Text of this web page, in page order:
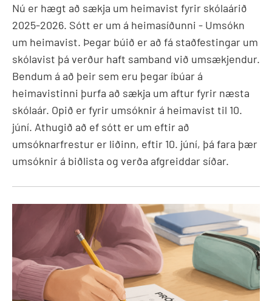
Nú er hægt að sækja um heimavist fyrir skólaárið
2025-2026. Sótt er um á heimasíðunni - Umsókn
um heimavist. Þegar búið er að fá staðfestingar um
skólavist þá verður haft samband við umsækjendur.
Bendum á að þeir sem eru þegar íbúar á
heimavistinni þurfa að sækja um aftur fyrir næsta
skólaár. Opið er fyrir umsóknir á heimavist til 10.
júní. Athugið að ef sótt er um eftir að
umsóknarfrestur er liðinn, eftir 10. júní, þá fara þær
umsóknir á biðlista og verða afgreiddar síðar.